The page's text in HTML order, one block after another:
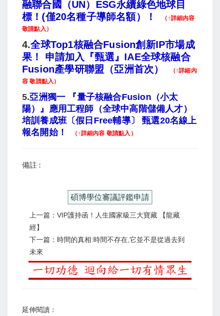
融聯合國（UN）ESG永續綠色地球目
標！(僅20名種子導師名額）！
（↑詳細內容
敬請點入）
4.全球Top1核融合Fusion創新IP市場成
果！ 申請加入『甄選』IAE全球核融合
Fusion產學研聯盟（亞洲首次）
（↑詳細內
容 敬請點入）
5.亞洲獨一 『量子核融合Fusion（小太
陽）』應用工程師（全球中高階儲備人才）
培訓養成班〔假日Free輔導〕 甄選20名線上
報名開始！
（↑詳細內容 敬請點入）
備註 :
碩博學位審議評鑑申請
上一篇：VIP護持函！人生國家級三大寶藏 【龍藏
經】
下一篇：時間的真相:時間不存在,它並不是從過去到
未來
延伸閱讀：